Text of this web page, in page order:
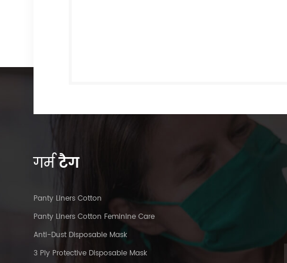
गर्मटैग
Panty Liners Cotton
Panty Liners Cotton Feminine Care
Anti-Dust Disposable Mask
3 Ply Protective Disposable Mask